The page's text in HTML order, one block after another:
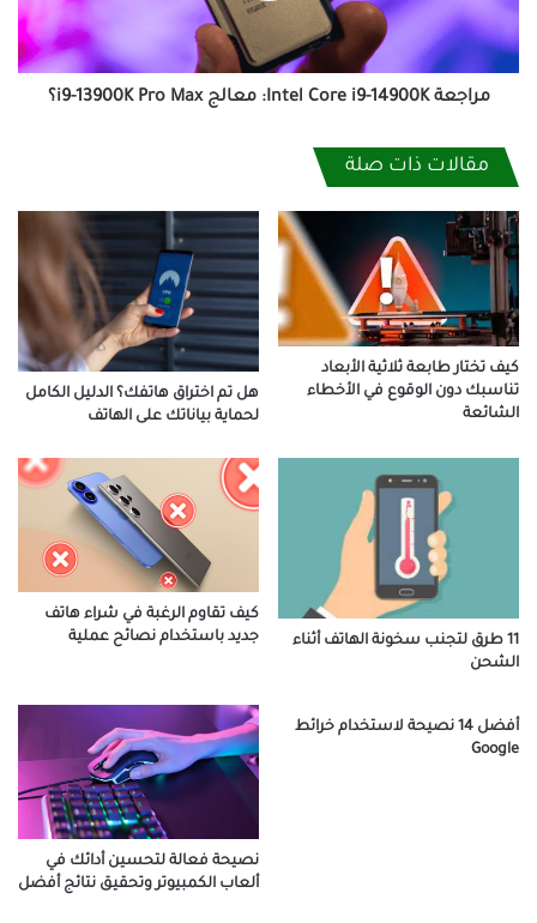
13900K
Pro
مراجعة Intel Core i9-14900K: معالج i9-13900K Pro Max؟
مقالات ذات صلة
كيف تختار طابعة ثلاثية الأبعاد
تناسبك دون الوقوع في الأخطاء
الشائعة
هل تم اختراق هاتفك؟ الدليل الكامل
لحماية بياناتك على الهاتف
11 طرق لتجنب سخونة الهاتف أثناء
الشحن
كيف تقاوم الرغبة في شراء هاتف
جديد باستخدام نصائح عملية
أفضل 14 نصيحة لاستخدام خرائط
Google
نصيحة فعالة لتحسين أدائك في
ألعاب الكمبيوتر وتحقيق نتائج أفضل